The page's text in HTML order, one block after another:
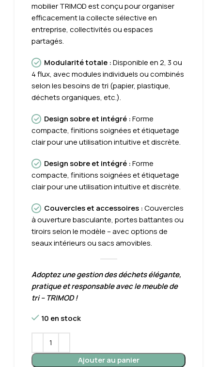
mobilier TRIMOD est conçu pour organiser
efficacement la collecte sélective en
entreprise, collectivités ou espaces
partagés.
Modularité totale :Disponible en 2, 3 ou
4 flux, avec modules individuels ou combinés
selon les besoins de tri (papier, plastique,
déchets organiques, etc.).
Design sobre et intégré :Forme
compacte, finitions soignées et étiquetage
clair pour une utilisation intuitive et discrète.
Design sobre et intégré :Forme
compacte, finitions soignées et étiquetage
clair pour une utilisation intuitive et discrète.
Couvercles et accessoires :Couvercles
à ouverture basculante, portes battantes ou
tiroirs selon le modèle – avec options de
seaux intérieurs ou sacs amovibles.
Adoptez une gestion des déchets élégante,
pratique et responsable avec le meuble de
tri – TRIMOD !
10 en stock
Ajouter au panier